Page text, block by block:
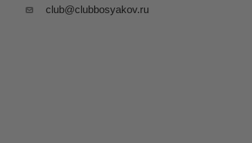
club@clubbosyakov.ru